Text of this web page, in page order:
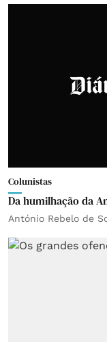
Colunistas
Da humilhação da
António Rebelo de